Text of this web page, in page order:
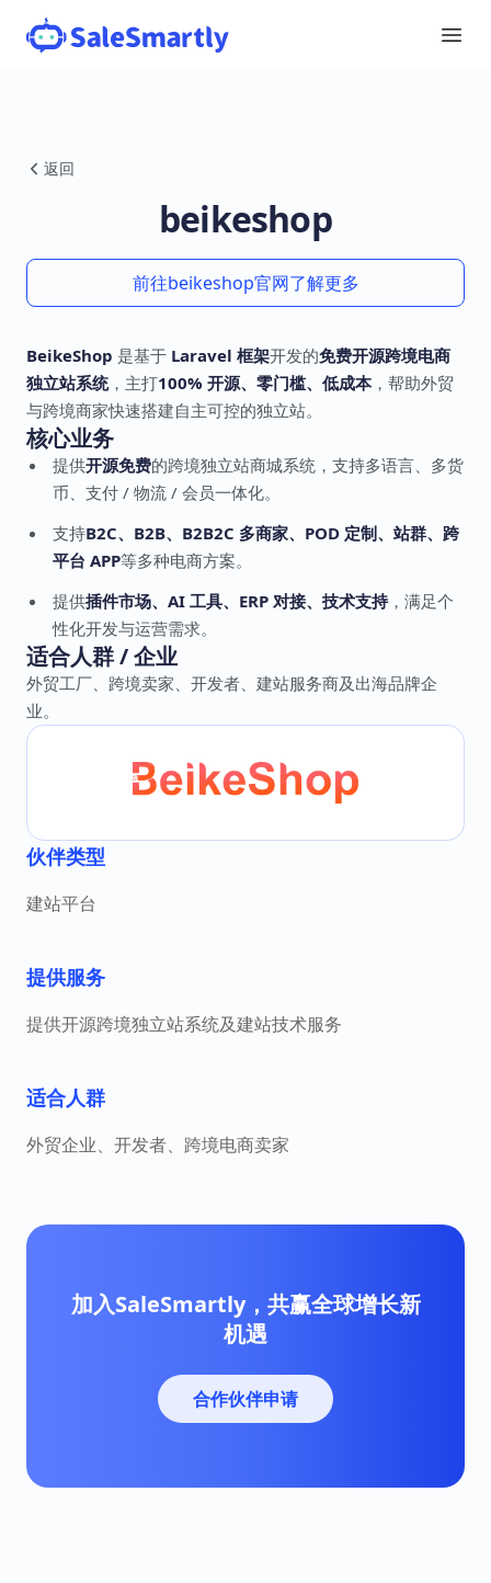
返回
beikeshop
前往beikeshop官网了解更多
BeikeShop 是基于 Laravel 框架开发的免费开源跨境电商
独立站系统，主打100% 开源、零门槛、低成本，帮助外贸
与跨境商家快速搭建自主可控的独立站。
核心业务
提供开源免费的跨境独立站商城系统，支持多语言、多货
币、支付 / 物流 / 会员一体化。
支持B2C、B2B、B2B2C 多商家、POD 定制、站群、跨
平台 APP等多种电商方案。
提供插件市场、AI 工具、ERP 对接、技术支持，满足个
性化开发与运营需求。
适合人群 / 企业
外贸工厂、跨境卖家、开发者、建站服务商及出海品牌企
业。
伙伴类型
建站平台
提供服务
提供开源跨境独立站系统及建站技术服务
适合人群
外贸企业、开发者、跨境电商卖家
加入SaleSmartly，共赢全球增长新
机遇
合作伙伴申请